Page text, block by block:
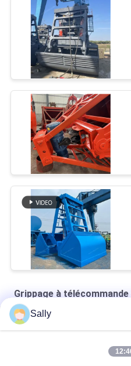
Grippage à
grippage à télécommande par
Sally